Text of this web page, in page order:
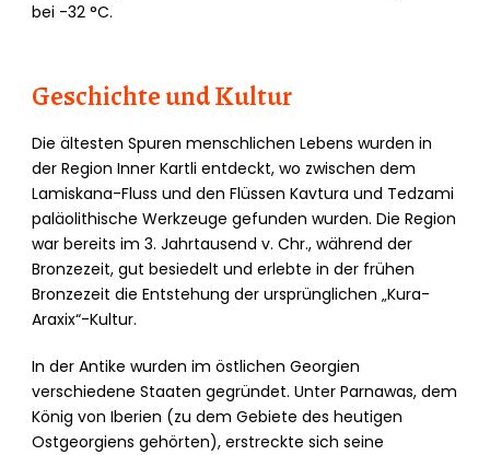
bei -32 °C.
Geschichte und Kultur
Die ältesten Spuren menschlichen Lebens wurden in
der Region Inner Kartli entdeckt, wo zwischen dem
Lamiskana-Fluss und den Flüssen Kavtura und Tedzami
paläolithische Werkzeuge gefunden wurden. Die Region
war bereits im 3. Jahrtausend v. Chr., während der
Bronzezeit, gut besiedelt und erlebte in der frühen
Bronzezeit die Entstehung der ursprünglichen „Kura-
Araxix“-Kultur.
In der Antike wurden im östlichen Georgien
verschiedene Staaten gegründet. Unter Parnawas, dem
König von Iberien (zu dem Gebiete des heutigen
Ostgeorgiens gehörten), erstreckte sich seine